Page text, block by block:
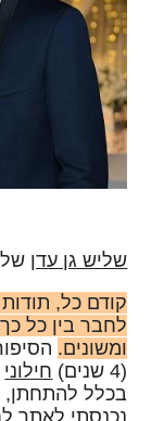
שליש גן עדן
קודם כל,
לחבר בין כל
ומשונים.
(4 שנים)
חילוני
בכלל להתחתן,
נכנסתי לאתר